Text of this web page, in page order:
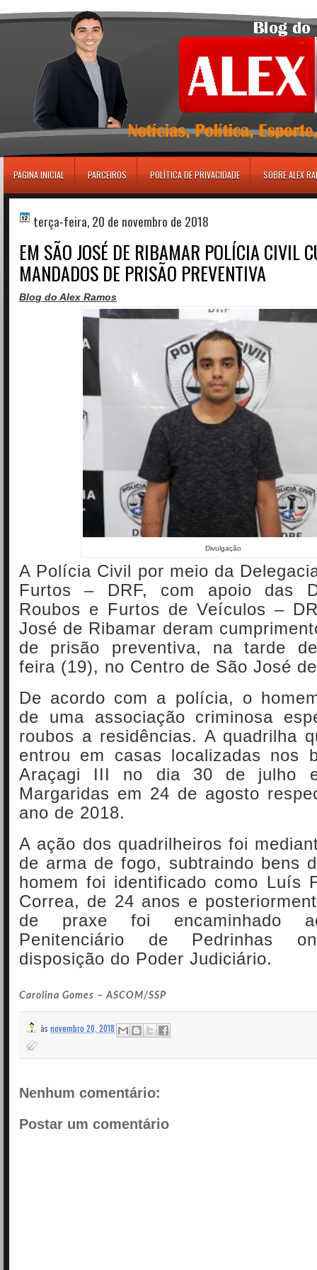
PÁGINA INICIAL PARCEIROS POLÍTICA DE PRIVACIDADE SOBRE ALEX
terça-feira, 20 de novembro de 2018
EM SÃO JOSÉ DE RIBAMAR POLÍCIA CIVIL
MANDADOS DE PRISÃO PREVENTIVA
Blog do Alex Ramos
Divulgação
A Polícia Civil por meio da
Furtos – DRF, com apoio das
Roubos e Furtos de Veículos –
José de Ribamar deram
de prisão preventiva, na tarde
feira (19), no Centro de São José
De acordo com a polícia, o
de uma associação criminosa
roubos a residências. A quadrilha
entrou em casas localizadas nos
Araçagi III no dia 30 de julho
Margaridas em 24 de agosto
ano de 2018.
A ação dos quadrilheiros foi
de arma de fogo, subtraindo bens
homem foi identificado como Luís
Correa, de 24 anos e
de praxe foi encaminhado
Penitenciário de Pedrinhas
disposição do Poder Judiciário.
Carolina Gomes – ASCOM/SSP
às novembro 20, 2018
Nenhum comentário:
Postar um comentário